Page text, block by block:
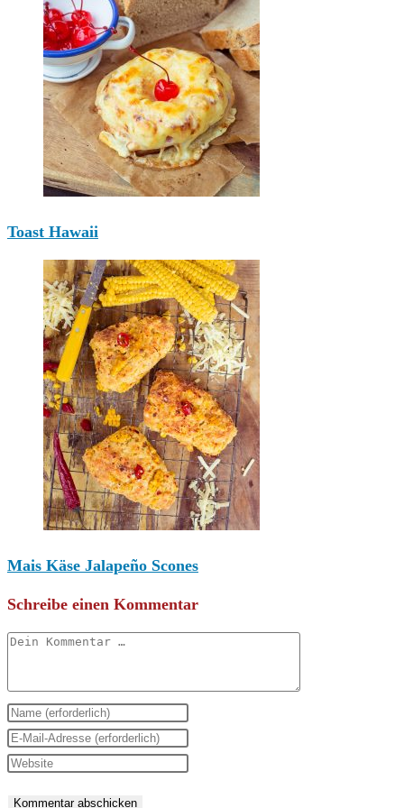
Toast Hawaii
Mais Käse Jalapeño Scones
Schreibe einen Kommentar
Kommentar
Gib
deinen
Namen
Gib
deine
Gib